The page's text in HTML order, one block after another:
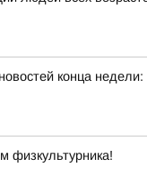
конца недели:
физкультурника!